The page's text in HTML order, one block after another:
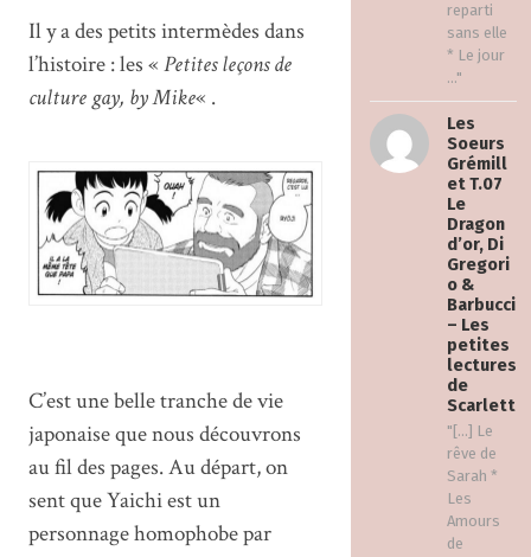
reparti
sans elle
* Le jour
..."
Les
Soeurs
Grémill
et T.07
Le
Dragon
d’or, Di
Gregori
o &
Barbucci
– Les
petites
lectures
de
Scarlett
"[…] Le
rêve de
Sarah *
Les
Amours
de
Il y a des petits intermèdes dans
l’histoire : les « Petites leçons de
culture gay, by Mike« .
C’est une belle tranche de vie
japonaise que nous découvrons
au fil des pages. Au départ, on
sent que Yaichi est un
personnage homophobe par